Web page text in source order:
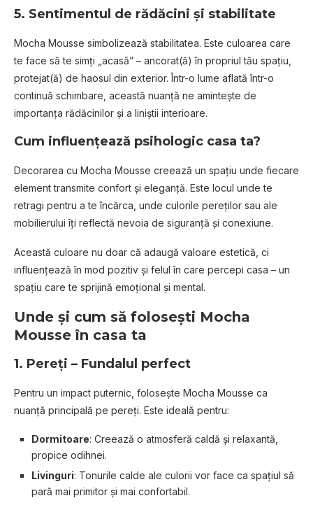
5. Sentimentul de rădăcini și stabilitate
Mocha Mousse simbolizează stabilitatea. Este culoarea care
te face să te simți „acasă” – ancorat(ă) în propriul tău spațiu,
protejat(ă) de haosul din exterior. Într-o lume aflată într-o
continuă schimbare, această nuanță ne amintește de
importanța rădăcinilor și a liniștii interioare.
Cum influențează psihologic casa ta?
Decorarea cu Mocha Mousse creează un spațiu unde fiecare
element transmite confort și eleganță. Este locul unde te
retragi pentru a te încărca, unde culorile pereților sau ale
mobilierului îți reflectă nevoia de siguranță și conexiune.
Această culoare nu doar că adaugă valoare estetică, ci
influențează în mod pozitiv și felul în care percepi casa – un
spațiu care te sprijină emoțional și mental.
Unde și cum să folosești Mocha
Mousse în casa ta
1. Pereți – Fundalul perfect
Pentru un impact puternic, folosește Mocha Mousse ca
nuanță principală pe pereți. Este ideală pentru:
Dormitoare: Creează o atmosferă caldă și relaxantă,
propice odihnei.
Livinguri: Tonurile calde ale culorii vor face ca spațiul să
pară mai primitor și mai confortabil.